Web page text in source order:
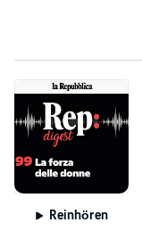
Reinhören